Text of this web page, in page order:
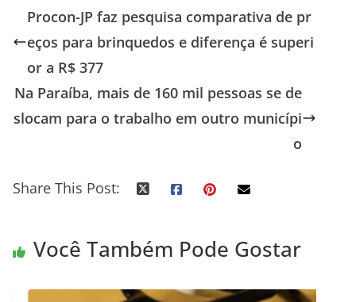
Procon-JP faz pesquisa comparativa de pr
eços para brinquedos e diferença é superi
or a R$ 377
Na Paraíba, mais de 160 mil pessoas se de
slocam para o trabalho em outro municípi
o
Share This Post:
Você Também Pode Gostar